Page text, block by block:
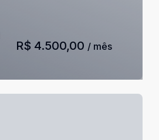
R$ 4.500,00 / mês